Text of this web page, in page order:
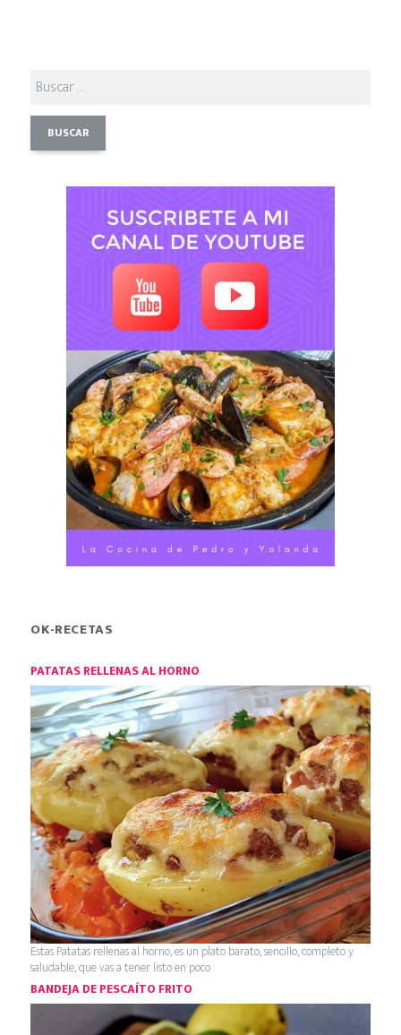
Buscar:
OK-RECETAS
PATATAS RELLENAS AL HORNO
Estas Patatas rellenas al horno, es un plato barato, sencillo, completo y
saludable, que vas a tener listo en poco
BANDEJA DE PESCAÍTO FRITO